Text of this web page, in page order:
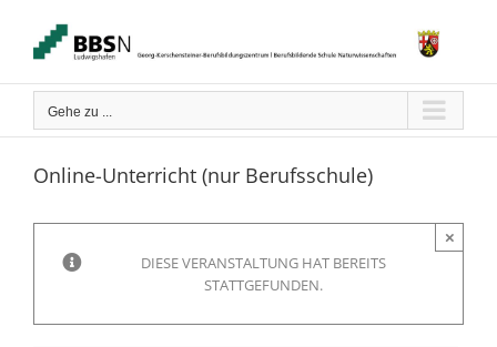
springen
Gehe zu ...
Online-Unterricht (nur Berufsschule)
DIESE VERANSTALTUNG HAT BEREITS
STATTGEFUNDEN.
×